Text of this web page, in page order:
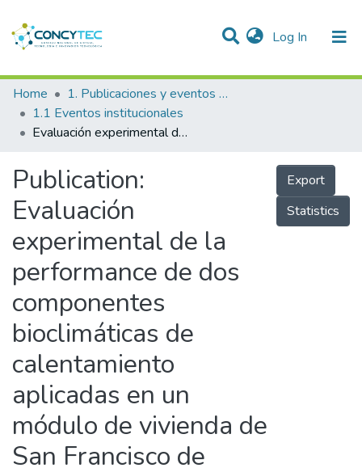
Log In (current)
Communities & Collections
Research Outputs
People
Statistics
Home
1. Publicaciones y eventos institucionales
1.1 Eventos institucionales
Evaluación experimental de la performance de dos componentes bioclimáticas de calentamiento aplicadas en un módulo de vivienda de San Francisco de Raymina - Ayacucho con el propósito de validarlas como técnicas de estrategias bioclimáticas para viviendas rurales Alto Andinas
Publication:
Evaluación
experimental de la
performance de dos
componentes
bioclimáticas de
calentamiento
aplicadas en un
módulo de vivienda de
San Francisco de
Export
Statistics